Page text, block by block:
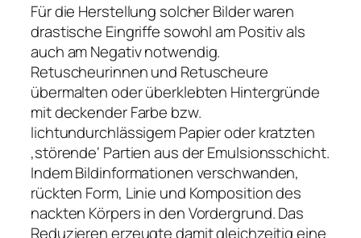
Für die Herstellung solcher Bilder waren
drastische Eingriffe sowohl am Positiv als
auch am Negativ notwendig.
Retuscheurinnen und Retuscheure
übermalten oder überklebten Hintergründe
mit deckender Farbe bzw.
lichtundurchlässigem Papier oder kratzten
‚störende‘ Partien aus der Emulsionsschicht.
Indem Bildinformationen verschwanden,
rückten Form, Linie und Komposition des
nackten Körpers in den Vordergrund. Das
Reduzieren erzeugte damit gleichzeitig eine